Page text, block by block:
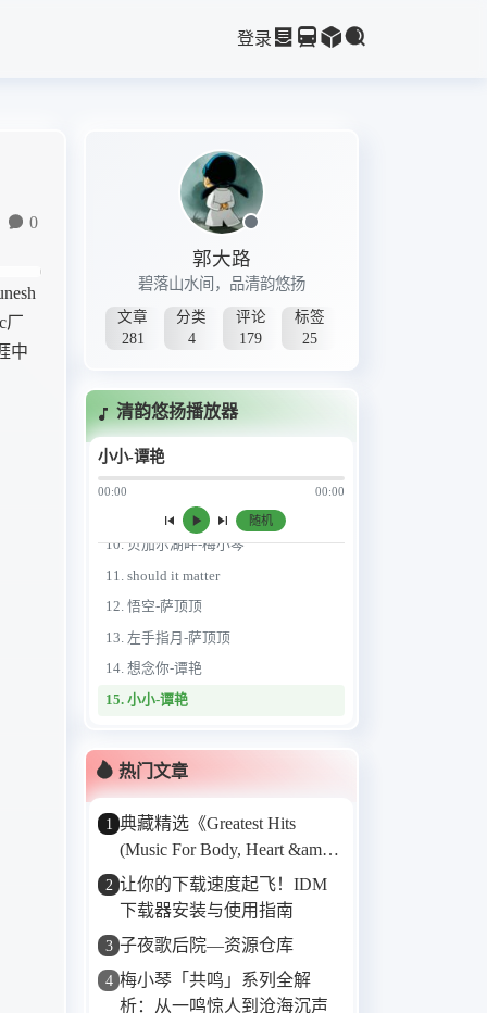
登录
0
厂
中
郭大路
碧落山水间，品清韵悠扬
文章
281
分类
4
评论
179
标签
25
清韵悠扬播放器
小小-谭艳
00:00 00:00
随机
1. JinriCP直播秀配乐一
2. JinriCP直播秀配乐二
3. Bressanone布列瑟农-马修连恩
5. 风筝误-刘珂矣
6. 芙蓉雨-刘珂矣
7. 花又开-刘珂矣
8. 倩女幽魂-梅小琴
9. 顺流逆流-梅小琴
10. 贝加尔湖畔-梅小琴
11. should it matter
12. 悟空-萨顶顶
13. 左手指月-萨顶顶
14. 想念你-谭艳
15. 小小-谭艳
17. 青海湖-黛青塔娜
18. 寂寞的天空-黛青塔娜
19. 伤了心的女人怎么了-谭艳
20. 梦的翅膀受了伤-孙露
21. 德令哈的一夜-刀郎
22. 莫斯科郊外的晚上-楼兰
23. 有谁共鸣-王嘉文
24. 我们的歌谣-张玮伽
热门文章
1 典藏精选《Greatest Hits
(Music For Body, Heart &amp;
Soul)》——Karunesh的音乐
“金三角”
2 让你的下载速度起飞！IDM
下载器安装与使用指南
3 子夜歌后院—资源仓库
4 梅小琴「共鸣」系列全解
析：从一鸣惊人到沧海沉声